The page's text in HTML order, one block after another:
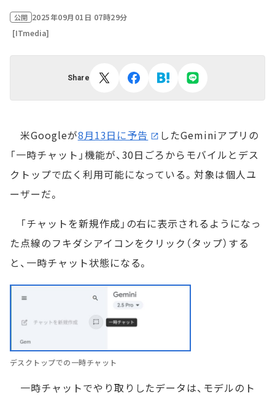
公開 2025年09月01日 07時29分
[ITmedia]
Share
米Googleが8月13日に予告
したGeminiアプリの
「一時チャット」機能が、30日ごろからモバイルとデス
クトップで広く利用可能になっている。対象は個人ユ
ーザーだ。
「チャットを新規作成」の右に表示されるようになっ
た点線のフキダシアイコンをクリック（タップ）する
と、一時チャット状態になる。
デスクトップでの一時チャット
一時チャットでやり取りしたデータは、モデルのト